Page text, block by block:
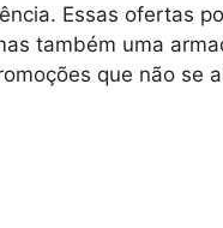
Essas ofertas
também uma
que não se